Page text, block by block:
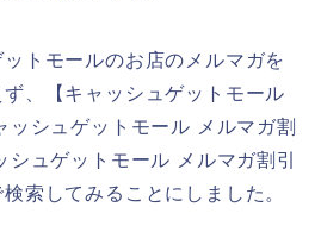
トモールのお店のメルマガを
、【キャッシュゲットモール
ッシュゲットモール メルマガ割
ュゲットモール メルマガ割引
索してみることにしました。